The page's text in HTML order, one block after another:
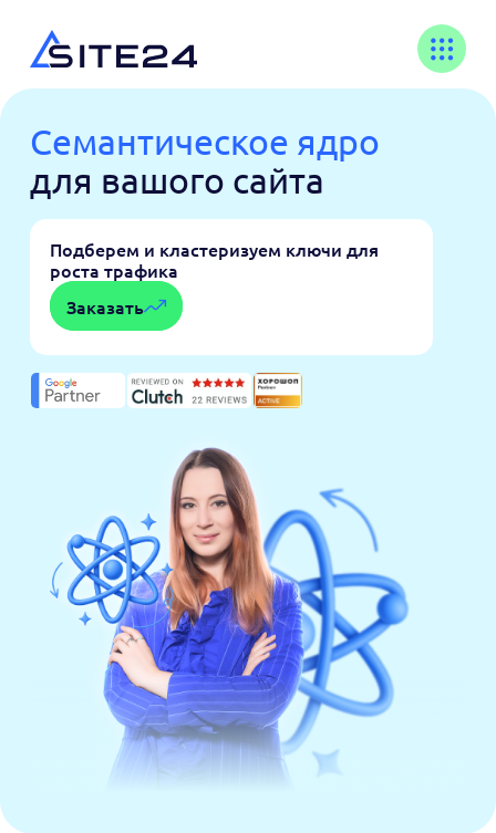
Семантическое ядро
для вашого сайта
Подберем и кластеризуем ключи для
роста трафика
Заказать